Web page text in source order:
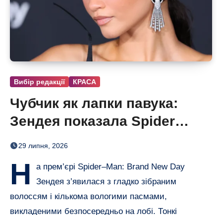
Вибір редакції КРАСА
Чубчик як лапки павука:
Зендея показала Spider
Bangs
29 липня, 2026
Н
а прем’єрі Spider–Man: Brand New Day
Зендея з’явилася з гладко зібраним
волоссям і кількома вологими пасмами,
викладеними безпосередньо на лобі. Тонкі